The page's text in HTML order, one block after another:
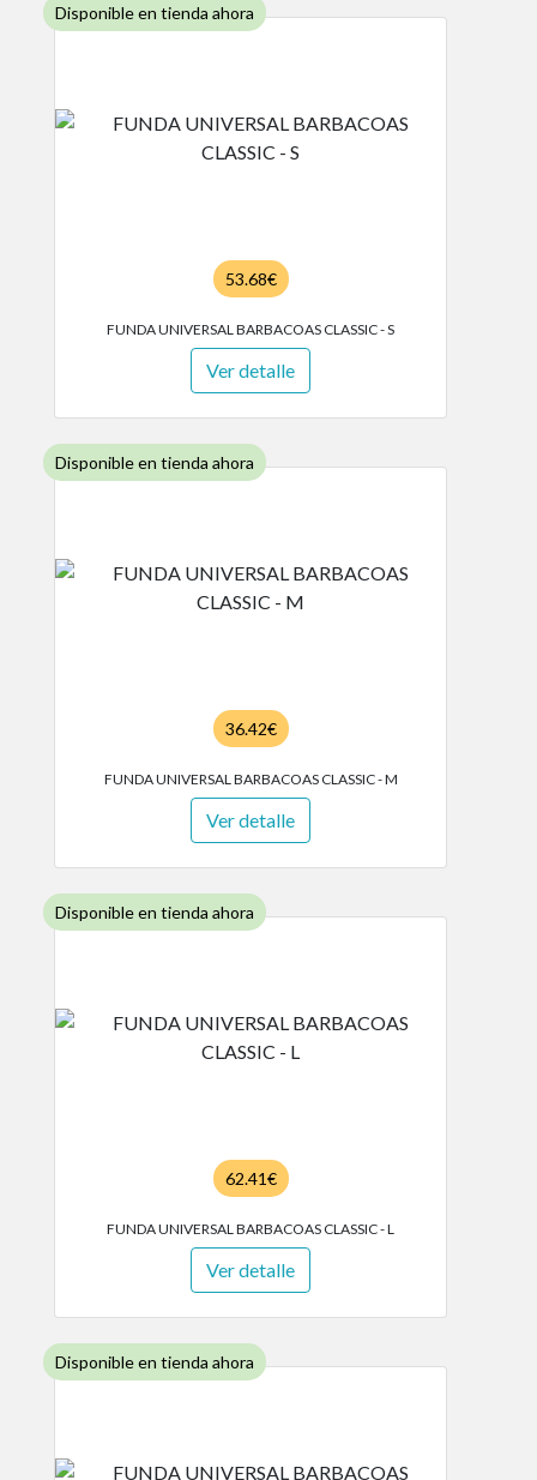
Disponible en tienda ahora
53.68€
FUNDA UNIVERSAL BARBACOAS CLASSIC - S
Ver detalle
Disponible en tienda ahora
36.42€
FUNDA UNIVERSAL BARBACOAS CLASSIC - M
Ver detalle
Disponible en tienda ahora
62.41€
FUNDA UNIVERSAL BARBACOAS CLASSIC - L
Ver detalle
Disponible en tienda ahora